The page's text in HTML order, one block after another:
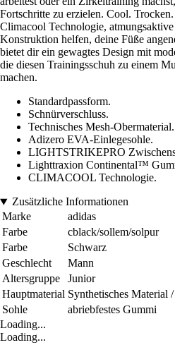
Fortschritte zu erzielen. Cool.
Climacool Technologie,
Konstruktion helfen, deine Füße
bietet dir ein gewagtes Design mit
die diesen Trainingsschuh zu einem
machen.
Standardpassform.
Schnürverschluss.
Technisches Mesh-Obermaterial.
Adizero EVA-Einlegesohle.
LIGHTSTRIKEPRO
Lighttraxion Continental™
CLIMACOOL Technologie.
Zusätzliche Informationen
Marke
adidas
Farbe
cblack/sollem/solpur
Farbe
Schwarz
Geschlecht
Mann
Altersgruppe
Junior
Hauptmaterial Synthetisches Material
Sohle
abriebfestes Gummi
Loading...
Loading...